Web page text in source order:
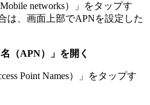
networks）」をタップす
は、画面上部でAPNを設定した
（APN）」を開く
Point Names）」をタップす